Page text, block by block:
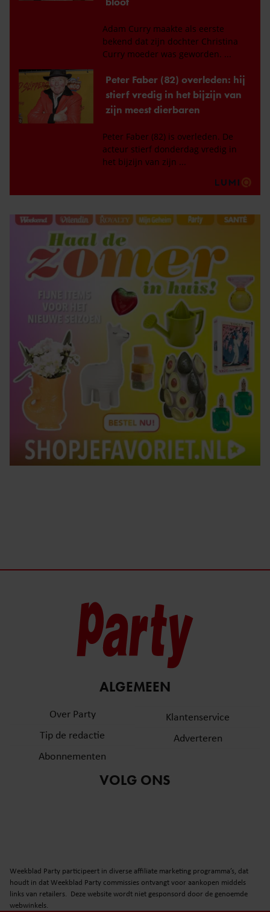
ALGEMEEN
Over Party
Tip de redactie
Abonnementen
Klantenservice
Adverteren
VOLG ONS
Weekblad Party participeert in diverse affiliate marketing programma’s, dat
houdt in dat Weekblad Party commissies ontvangt voor aankopen middels
links van retailers. Deze website wordt niet gesponsord door de genoemde
webwinkels.